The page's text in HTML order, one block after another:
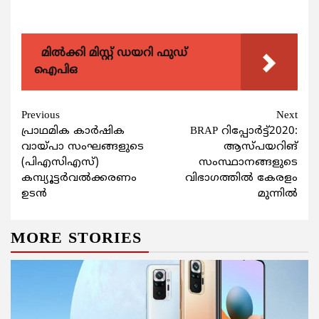
മിൽക്കി മിസ്റ്റ് ഡയറി ഫുഡ്
ഐപിഒ
Continue
Reading
Previous
പ്രാഥമിക കാര്‍ഷിക
വായ്പാ സംഘങ്ങളുടെ
(പിഎസിഎസ്)
കമ്പ്യൂട്ടര്‍വല്‍ക്കരണം
ഉടൻ
Next
BRAP റിപ്പോര്‍ട്ട്2020:
ആസ്പയറിങ്
സംസ്ഥാനങ്ങളുടെ
വിഭാഗത്തില്‍ കേരളം
മുന്നില്‍
MORE STORIES